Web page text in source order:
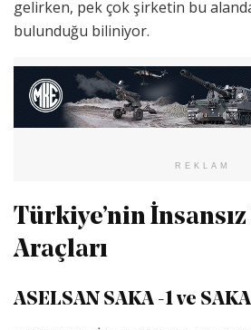
gelirken, pek çok şirketin bu
bulunduğu biliniyor.
REKLAM
Türkiye’nin İnsansız
Araçları
ASELSAN SAKA -1 ve